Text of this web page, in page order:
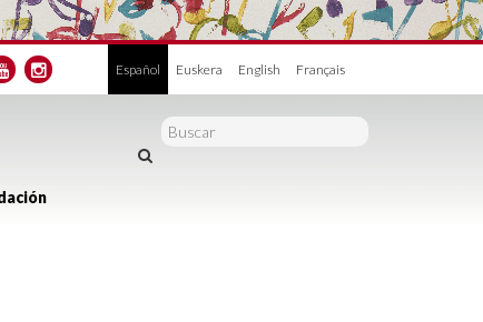
Español Euskera English Français